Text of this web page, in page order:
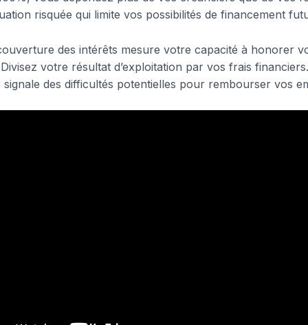
risquée qui limite vos possibilités de financement
des intérêts mesure votre capacité à honorer
votre résultat d’exploitation par vos frais
des difficultés potentielles pour rembourser vos